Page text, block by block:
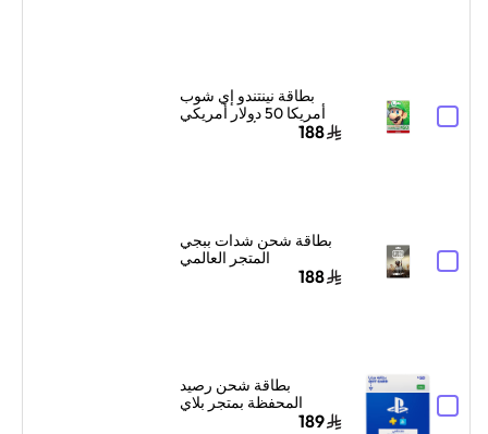
بطاقة نينتندو إي شوب
أمريكا 50 دولار أمريكي
188
بطاقة شحن شدات ببجي
المتجر العالمي
188
بطاقة شحن رصيد
المحفظة بمتجر بلاي
ستيشن سوني السعودية
189